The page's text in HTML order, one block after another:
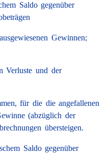
Saldo gegenüber
Gewinnen;
Verluste und der
für die die angefallenen
(abzüglich der
übersteigen.
Saldo gegenüber